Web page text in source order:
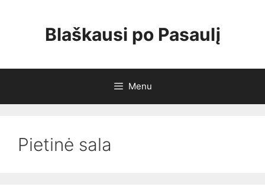
Blaškausi po Pasaulį
Menu
Pietinė sala